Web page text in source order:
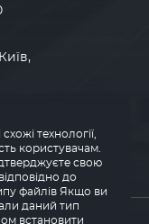
технології,
користувачам.
свою
до
файлів Якщо ви
даний тип
встановити